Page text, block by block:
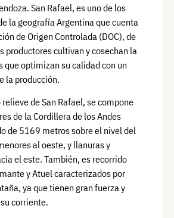
San Rafael, es uno de los
la geografía Argentina que cuenta
de Origen Controlada (DOC), de
productores cultivan y cosechan la
que optimizan su calidad con un
la producción.
de San Rafael, se compone
de la Cordillera de los Andes
de 5169 metros sobre el nivel del
al oeste, y llanuras y
el este. También, es recorrido
y Atuel caracterizados por
ya que tienen gran fuerza y
corriente.